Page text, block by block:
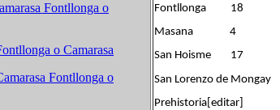
Fontllonga o
o Camarasa
Fontllonga o
Fontllonga 18
Masana 4
San Hoisme 17
San Lorenzo de
Prehistoria[editar]